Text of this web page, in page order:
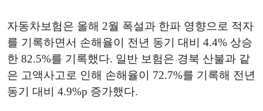
자동차보험은 올해 2월 폭설과 한파 영향으로 적자
를 기록하면서 손해율이 전년 동기 대비 4.4% 상승
한 82.5%를 기록했다. 일반 보험은 경북 산불과 같
은 고액사고로 인해 손해율이 72.7%를 기록해 전년
동기 대비 4.9%p 증가했다.